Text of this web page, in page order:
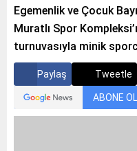
Egemenlik ve Çocuk
Muratlı Spor
turnuvasıyla minik
Paylaş Tweetle
ABONE OL